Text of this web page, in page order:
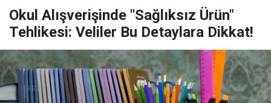
Okul Alışverişinde "Sağlıksız Ürün"
Tehlikesi: Veliler Bu Detaylara Dikkat!